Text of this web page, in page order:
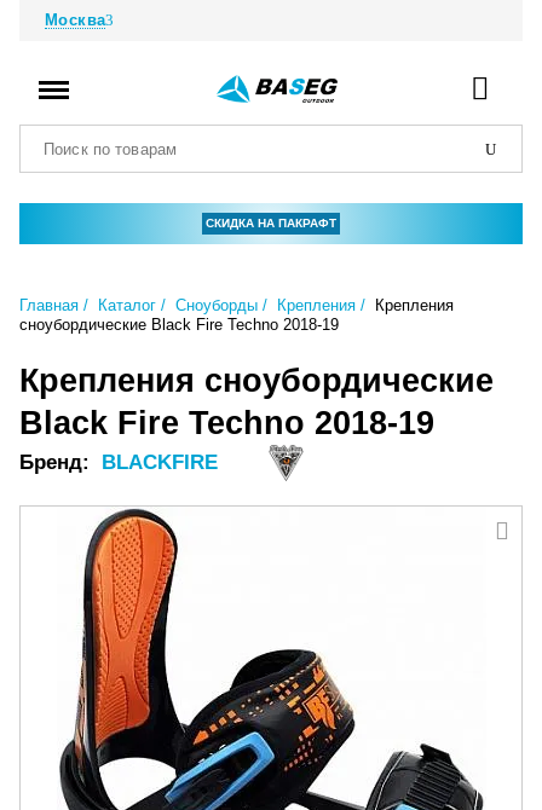
Москва
СКИДКА НА ПАКРАФТ
Главная Каталог Сноуборды Крепления
Крепления
сноубордические Black Fire Techno 2018-19
Крепления сноубордические
Black Fire Techno 2018-19
Бренд: BLACKFIRE